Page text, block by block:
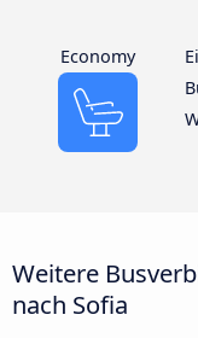
Economy
Weitere
nach Sofia